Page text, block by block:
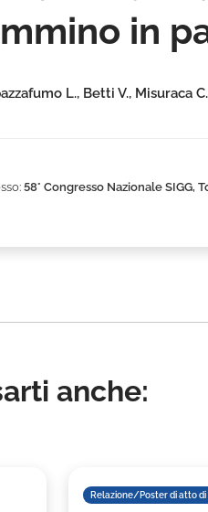
in
L., Betti V., Misuraca
58° Congresso Nazionale SIGG,
anche:
Relazione/Poster di atto